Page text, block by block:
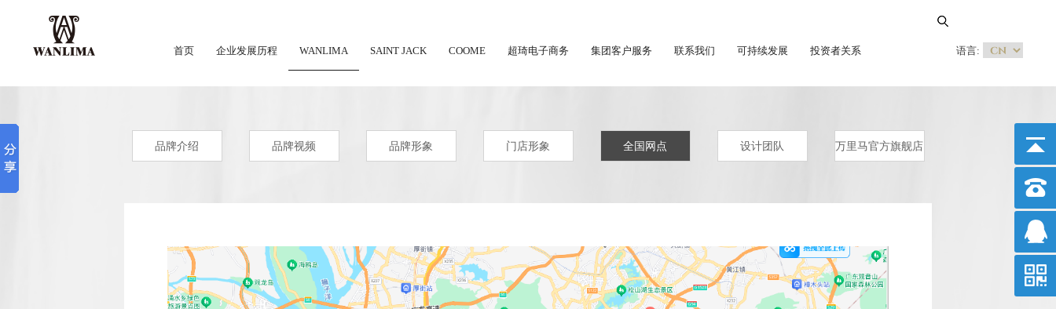
首页 企业发展历程 WANLIMA SAINT JACK COOME 超琦电子商务 集团客户服务 联系我们 可持续发展 投资者关系 语言:
品牌介绍 品牌视频 品牌形象 门店形象 全国网点 设计团队 万里马官方旗舰店